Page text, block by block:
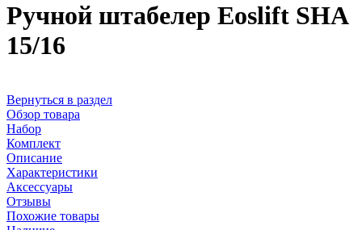
Ручной штабелер Eoslift SHA
15/16
Вернуться в раздел
Обзор товара
Набор
Комплект
Описание
Характеристики
Аксессуары
Отзывы
Похожие товары